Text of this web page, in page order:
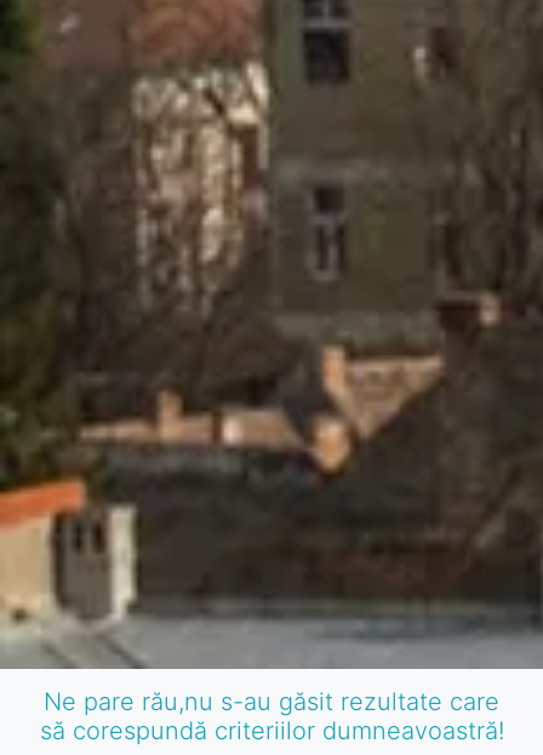
Ne pare rău,nu s-au găsit rezultate care
să corespundă criteriilor dumneavoastră!